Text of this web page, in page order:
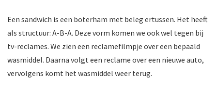
Een sandwich is een boterham met beleg ertussen. Het heeft
als structuur: A-B-A. Deze vorm komen we ook wel tegen bij
tv-reclames. We zien een reclamefilmpje over een bepaald
wasmiddel. Daarna volgt een reclame over een nieuwe auto,
vervolgens komt het wasmiddel weer terug.